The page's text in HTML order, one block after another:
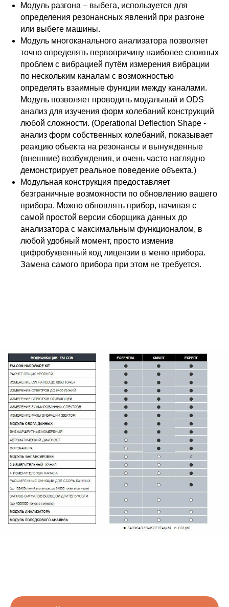
Модуль разгона – выбега, используется для
определения резонансных явлений при разгоне
или выбеге машины.
Модуль многоканального анализатора позволяет
точно определять первопричину наиболее сложных
проблем с вибрацией путём измерения вибрации
по нескольким каналам с возможностью
определять взаимные функции между каналами.
Модуль позволяет проводить модальный и ODS
анализ для изучения форм колебаний конструкций
любой сложности. (Operational Deflection Shape -
анализ форм собственных колебаний, показывает
реакцию объекта на резонансы и вынужденные
(внешние) возбуждения, и очень часто наглядно
демонстрирует реальное поведение объекта.)
Модульная конструкция предоставляет
безграничные возможности по обновлению вашего
прибора. Можно обновлять прибор, начиная с
самой простой версии сборщика данных до
анализатора с максимальным функционалом, в
любой удобный момент, просто изменив
цифробуквенный код лицензии в меню прибора.
Замена самого прибора при этом не требуется.